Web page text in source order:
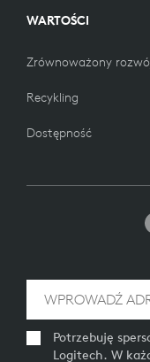
WARTOŚCI
Zrównoważony
Recykling
Dostępność
Potrzebuję
Logitech. W